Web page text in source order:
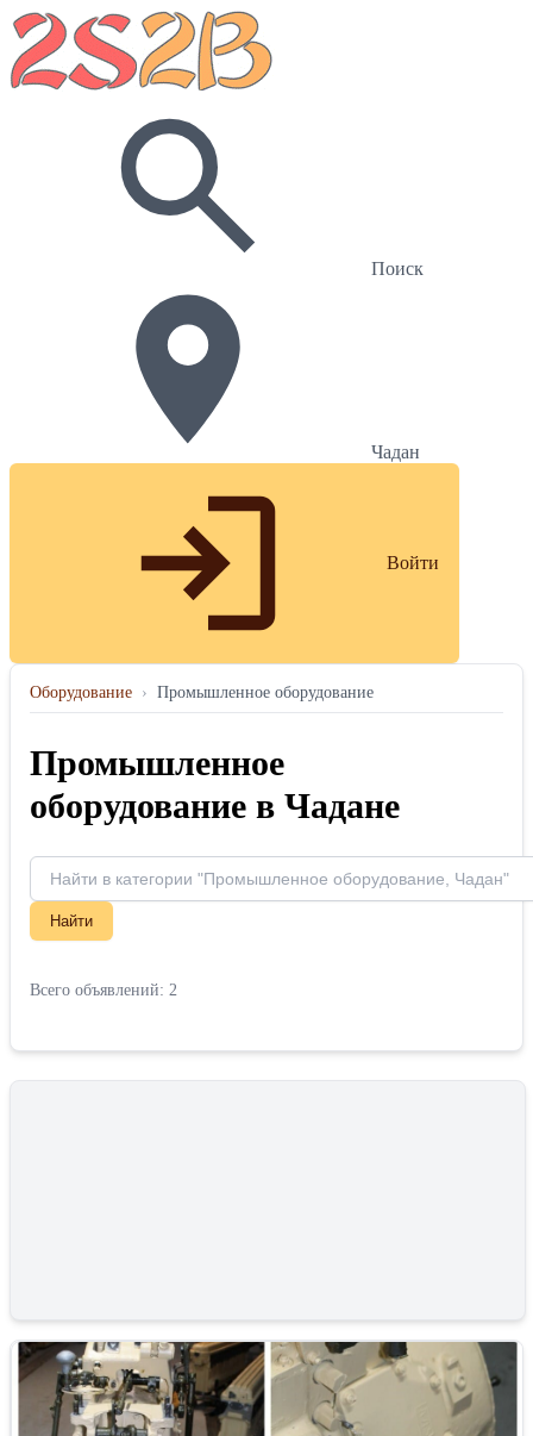
Поиск
Чадан
Войти
Оборудование › Промышленное оборудование
Промышленное
оборудование в Чадане
Найти
Всего объявлений: 2